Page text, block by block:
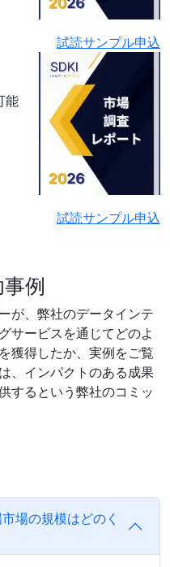
試読サンプル申込
能
試読サンプル申込
例
が、弊社のデータインテ
サービスを通じてどのよ
獲得したか、実例をご覧
、インパクトのある成果
するという弊社のコミッ
場の規模はどのく